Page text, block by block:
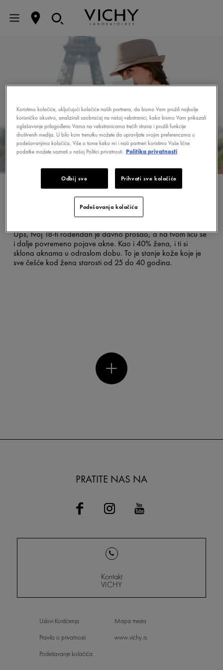
AKNE U ODRASLOM
Ups, tvoj 18-ti rođendan je davno prošao, a na tvom licu se
i dalje povremeno pojave akne. Kao i 40% žena, i ti si
sklona aknama u odraslom dobu. To je stanje kože koje je
sve češće kod žena starosti od 25 do 40 godina.
PRATITE NAS NA
Kontakt
VICHY
Uslovi Korišćenja
Pravila o privatnosti
Podešavanje kolačića
Mapa mesta
www.vichy.rs
Koristimo kolačiće, uključujući kolačiće naših partnera, da bismo Vam pružili najbolje
korisničko iskustvo, analizirali saobraćaj na našoj vebstranici, kako bismo Vam prikazali
oglašavanje prilagođeno Vama na vebstranicama trećih strana i pružili funkcije
društvenih medija. U bilo kom trenutku možete da upravljate svojim preferencama u
podešavanjima kolačića. Više o tome kako mi i naši partneri koristimo Vaše lične
podatke možete saznati u našoj Politici privatnosti. Politika privatnosti
Odbij sve Prihvati sve kolačiće
Podešavanja kolačića